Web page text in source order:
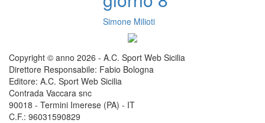
Simone Milioti
Copyright © anno 2026 - A.C. Sport Web Sicilia
Direttore Responsabile: Fabio Bologna
Editore: A.C. Sport Web Sicilia
Contrada Vaccara snc
90018 - Termini Imerese (PA) - IT
C.F.: 96031590829